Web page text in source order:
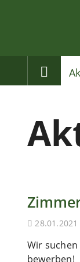
28.01.2021
Wir
bewerben!